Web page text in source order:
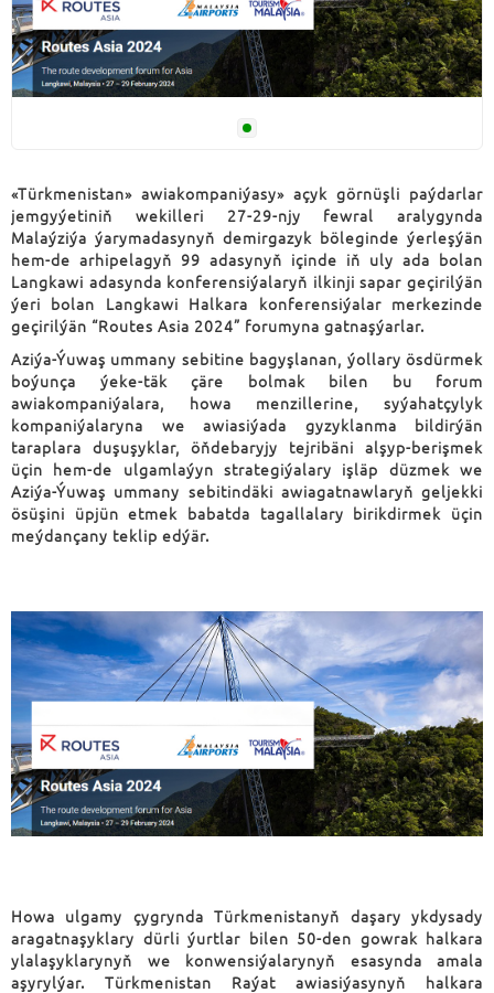
«Türkmenistan» awiakompaniýasy» açyk görnüşli paýdarlar
jemgyýetiniň wekilleri 27-29-njy fewral aralygynda
Malaýziýa ýarymadasynyň demirgazyk böleginde ýerleşýän
hem-de arhipelagyň 99 adasynyň içinde iň uly ada bolan
Langkawi adasynda konferensiýalaryň ilkinji sapar geçirilýän
ýeri bolan Langkawi Halkara konferensiýalar merkezinde
geçirilýän “Routes Asia 2024” forumyna gatnaşýarlar.
Aziýa-Ýuwaş ummany sebitine bagyşlanan, ýollary ösdürmek
boýunça ýeke-täk çäre bolmak bilen bu forum
awiakompaniýalara, howa menzillerine, syýahatçylyk
kompaniýalaryna we awiasiýada gyzyklanma bildirýän
taraplara duşuşyklar, öňdebaryjy tejribäni alşyp-berişmek
üçin hem-de ulgamlaýyn strategiýalary işläp düzmek we
Aziýa-Ýuwaş ummany sebitindäki awiagatnawlaryň geljekki
ösüşini üpjün etmek babatda tagallalary birikdirmek üçin
meýdançany teklip edýär.
Howa ulgamy çygrynda Türkmenistanyň daşary ykdysady
aragatnaşyklary dürli ýurtlar bilen 50-den gowrak halkara
ylalaşyklarynyň we konwensiýalarynyň esasynda amala
aşyrylýar. Türkmenistan Raýat awiasiýasynyň halkara